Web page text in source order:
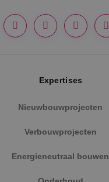
Expertises
Nieuwbouwprojecten
Verbouwprojecten
Energieneutraal bouwen
YouTube